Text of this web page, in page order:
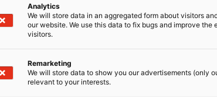
135
Analytics
We will store data in an aggregated form about visitors
our website. We use this data to fix bugs and improve the
visitors.
Remarketing
We will store data to show you our advertisements (only
relevant to your interests.